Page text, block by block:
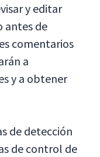
y editar
antes de
comentarios
a
y a obtener
de detección
de control de